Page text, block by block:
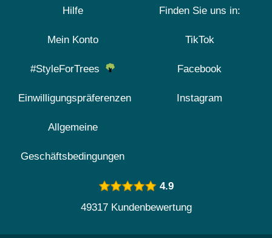
Hilfe
Mein Konto
#StyleForTrees
Einwilligungspräferenzen
Allgemeine
Geschäftsbedingungen
Finden Sie uns in:
TikTok
Facebook
Instagram
4.9
49317 Kundenbewertung